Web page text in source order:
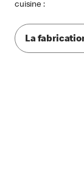
cuisine :
La